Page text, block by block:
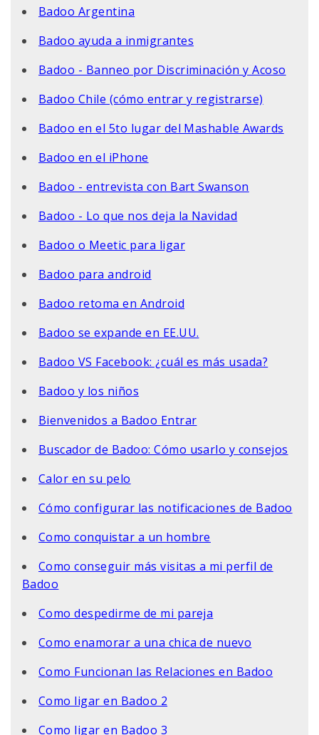
Badoo Argentina
Badoo ayuda a inmigrantes
Badoo - Banneo por Discriminación y Acoso
Badoo Chile (cómo entrar y registrarse)
Badoo en el 5to lugar del Mashable Awards
Badoo en el iPhone
Badoo - entrevista con Bart Swanson
Badoo - Lo que nos deja la Navidad
Badoo o Meetic para ligar
Badoo para android
Badoo retoma en Android
Badoo se expande en EE.UU.
Badoo VS Facebook: ¿cuál es más usada?
Badoo y los niños
Bienvenidos a Badoo Entrar
Buscador de Badoo: Cómo usarlo y consejos
Calor en su pelo
Cómo configurar las notificaciones de Badoo
Como conquistar a un hombre
Como conseguir más visitas a mi perfil de
Badoo
Como despedirme de mi pareja
Como enamorar a una chica de nuevo
Como Funcionan las Relaciones en Badoo
Como ligar en Badoo 2
Como ligar en Badoo 3